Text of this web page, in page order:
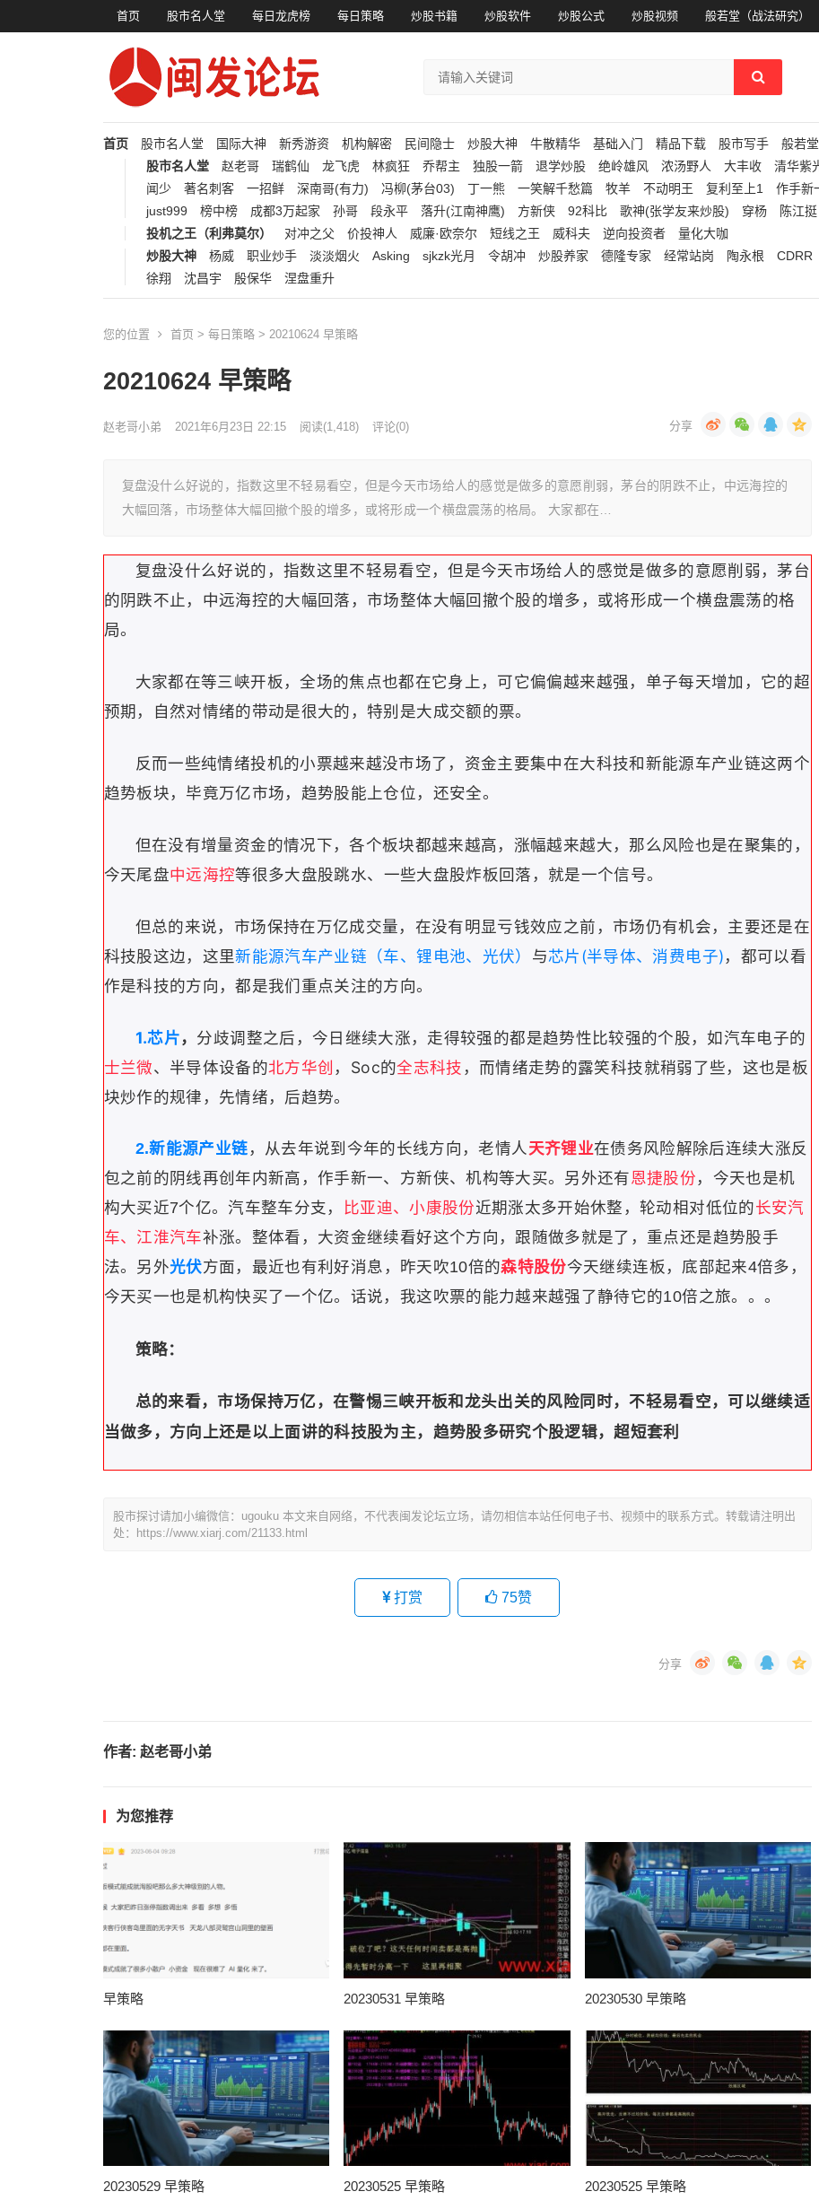
首页 股市名人堂 每日龙虎榜 每日策略 炒股书籍 炒股软件 炒股公式 炒股视频 般若堂（战法研究）
首页 股市名人堂 国际大神 新秀游资 机构解密 民间隐士 炒股大神 牛散精华 基础入门 精品下载 股市写手 般若堂
股市名人堂
赵老哥 瑞鹤仙 龙飞虎 林疯狂 乔帮主 独股一箭 退学炒股 绝岭雄风 浓汤野人 大丰收 清华紫
闻少
著名刺客 一招鲜 深南哥(有力) 冯柳(茅台03) 丁一熊 一笑解千愁篇 牧羊 不动明王 复利至上1 作手新
just999
榜中榜 成都3万起家 孙哥 段永平 落升(江南神鹰) 方新侠 92科比 歌神(张学友来炒股) 穿杨 陈江挺
投机之王（利弗莫尔）
对冲之父 价投神人 威廉·欧奈尔 短线之王 威科夫 逆向投资者
量化大咖
炒股大神
杨威 职业炒手 淡淡烟火 Asking sjkzk光月 令胡冲 炒股养家 德隆专家 经常站岗 陶永根 CDRR
徐翔
沈昌宇 殷保华 涅盘重升
您的位置 首页 > 每日策略 > 20210624 早策略
20210624 早策略
赵老哥小弟 2021年6月23日 22:15 阅读(1,418) 评论(0)
复盘没什么好说的，指数这里不轻易看空，但是今天市场给人的感觉是做多的意愿削弱，茅台的阴跌不止，中远海控的
大幅回落，市场整体大幅回撤个股的增多，或将形成一个横盘震荡的格局。 大家都在…
复盘没什么好说的，指数这里不轻易看空，但是今天市场给人的感觉是做多的意愿削弱，茅台
的阴跌不止，中远海控的大幅回落，市场整体大幅回撤个股的增多，或将形成一个横盘震荡的格
局。
大家都在等三峡开板，全场的焦点也都在它身上，可它偏偏越来越强，单子每天增加，它的超
预期，自然对情绪的带动是很大的，特别是大成交额的票。
反而一些纯情绪投机的小票越来越没市场了，资金主要集中在大科技和新能源车产业链这两个
趋势板块，毕竟万亿市场，趋势股能上仓位，还安全。
但在没有增量资金的情况下，各个板块都越来越高，涨幅越来越大，那么风险也是在聚集的，
今天尾盘中远海控等很多大盘股跳水、一些大盘股炸板回落，就是一个信号。
但总的来说，市场保持在万亿成交量，在没有明显亏钱效应之前，市场仍有机会，主要还是在
科技股这边，这里新能源汽车产业链（车、锂电池、光伏） 与芯片(半导体、消费电子)，都可以看
作是科技的方向，都是我们重点关注的方向。
1.芯片， 分歧调整之后，今日继续大涨， 走得较强的都是趋势性比较强的个股，如汽车电子的
士兰微、半导体设备的北方华创 ，Soc的全志科技 ，而情绪走势的露笑科技就稍弱了些，这也是板
块炒作的规律， 先情绪，后趋势。
2.新能源产业链 ，从去年说到今年的长线方向，老情人天齐锂业在债务风险解除后连续大涨反
包之前的阴线再创年内新高，作手新一、方新侠、机构等大买。另外还有恩捷股份 ，今天也是机
构大买近7个亿。汽车整车分支， 比亚迪、小康股份近期涨太多开始休整，轮动相对低位的长安汽
车、江淮汽车补涨。整体看，大资金继续看好这个方向，跟随做多就是了，重点还是趋势股手
法。 另外光伏方面，最近也有利好消息，昨天吹10倍的森特股份今天继续连板，底部起来4倍多，
今天买一也是机构快买了一个亿。话说，我这吹票的能力越来越强了静待它的10倍之旅。。。
策略：
总的来看，市场保持万亿，在警惕三峡开板和龙头出关的风险同时，不轻易看空，可以继续适
当做多，方向上还是以上面讲的科技股为主，趋势股多研究个股逻辑，超短套利
股市探讨请加小编微信：ugouku 本文来自网络，不代表闽发论坛立场，请勿相信本站任何电子书、视频中的联系方式。转载请注明出
处：https://www.xiarj.com/21133.html
打赏 75赞
作者: 赵老哥小弟
为您推荐
早策略 20230531 早策略 20230530 早策略
20230529 早策略 20230525 早策略 20230525 早策略